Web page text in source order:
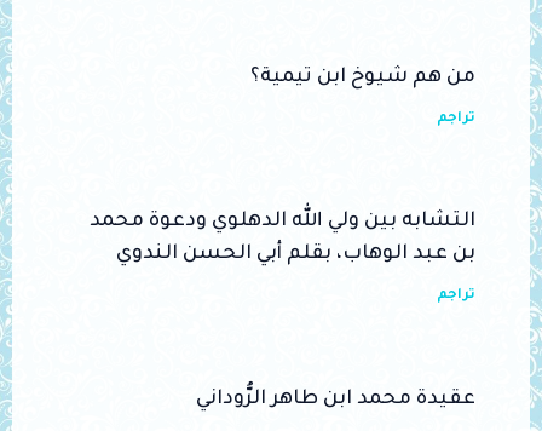
من هم شيوخ ابن تيمية؟
تراجم
التشابه بين ولي الله الدهلوي ودعوة محمد
بن عبد الوهاب، بقلم أبي الحسن الندوي
تراجم
عقيدة محمد ابن طاهر الرُّوداني